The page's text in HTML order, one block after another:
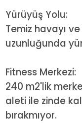
Yürüyüş Yolu:
Temiz havayı
uzunluğunda
Fitness Merkezi:
240 m2'lik
aleti ile zinde
bırakmıyor.